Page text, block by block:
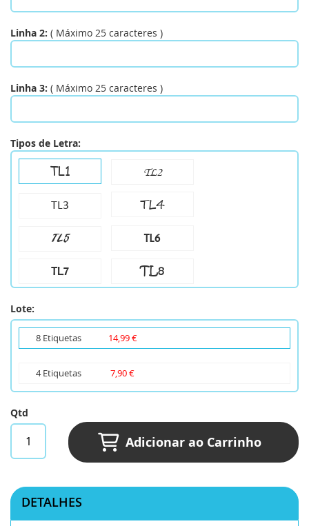
Linha 2: ( Máximo 25 caracteres )
Linha 3: ( Máximo 25 caracteres )
Tipos de Letra:
TL1 TL2
TL3 TL4
TL5 TL6
TL7 TL8
Lote:
8 Etiquetas 14,99 €
4 Etiquetas 7,90 €
Qtd
Adicionar ao Carrinho
DETALHES